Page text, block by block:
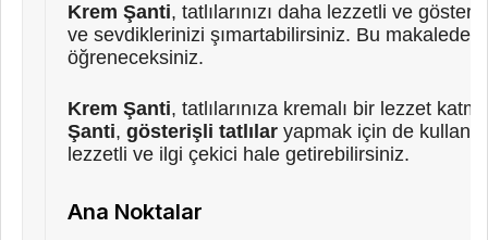
Krem Şanti, tatlılarınızı daha lezzetli ve
ve sevdiklerinizi şımartabilirsiniz. Bu makalede,
öğreneceksiniz.
Krem Şanti, tatlılarınıza kremalı bir lezzet
Şanti, gösterişli tatlılaryapmak için de
lezzetli ve ilgi çekici hale getirebilirsiniz.
Ana Noktalar